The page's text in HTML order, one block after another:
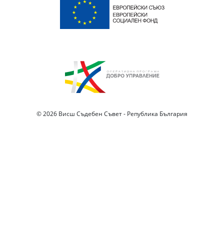
© 2026 Висш Съдебен Съвет - Република България